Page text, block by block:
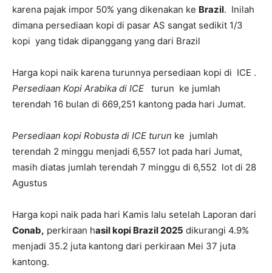
karena pajak impor 50% yang dikenakan ke Brazil. Inilah
dimana persediaan kopi di pasar AS sangat sedikit 1/3
kopi yang tidak dipanggang yang dari Brazil
Harga kopi naik karena turunnya persediaan kopi di ICE .
Persediaan Kopi Arabika di ICE
turun ke jumlah
terendah 16 bulan di 669,251 kantong pada hari Jumat.
Persediaan kopi Robusta di ICE turun ke jumlah
terendah 2 minggu menjadi 6,557 lot pada hari Jumat,
masih diatas jumlah terendah 7 minggu di 6,552 lot di 28
Agustus
Harga kopi naik pada hari Kamis lalu setelah Laporan dari
Conab, perkiraan hasil kopi Brazil 2025 dikurangi 4.9%
menjadi 35.2 juta kantong dari perkiraan Mei 37 juta
kantong.